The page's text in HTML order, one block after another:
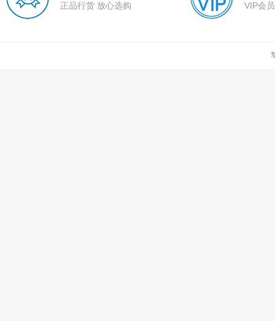
正品行货 放心选购 VIP会